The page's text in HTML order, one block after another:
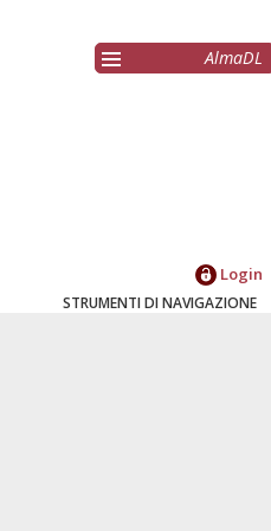
AlmaDL
Login
STRUMENTI DI NAVIGAZIONE